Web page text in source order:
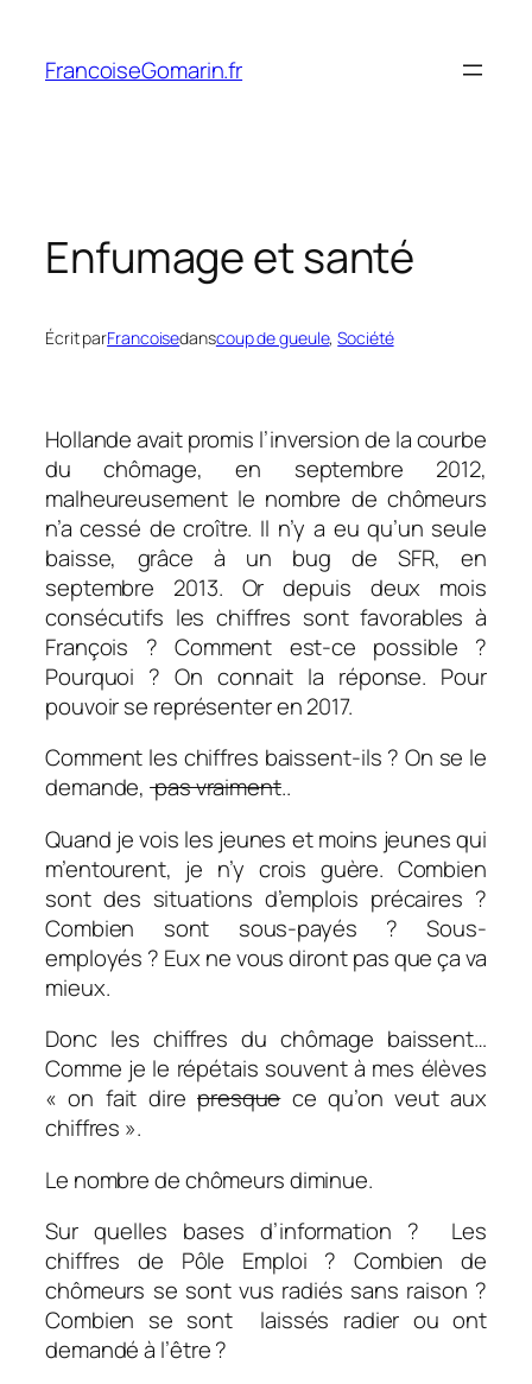
contenu
FrancoiseGomarin.fr
Enfumage et santé
Écrit parFrancoisedanscoup de gueule, Société
Hollande avait promis l’inversion de la courbe
du chômage, en septembre 2012,
malheureusement le nombre de chômeurs
n’a cessé de croître. Il n’y a eu qu’un seule
baisse, grâce à un bug de SFR, en
septembre 2013. Or depuis deux mois
consécutifs les chiffres sont favorables à
François ? Comment est-ce possible ?
Pourquoi ? On connait la réponse. Pour
pouvoir se représenter en 2017.
Comment les chiffres baissent-ils ? On se le
demande,pas vraiment..
Quand je vois les jeunes et moins jeunes qui
m’entourent, je n’y crois guère. Combien
sont des situations d’emplois précaires ?
Combien sont sous-payés ? Sous-
employés ? Eux ne vous diront pas que ça va
mieux.
Donc les chiffres du chômage baissent…
Comme je le répétais souvent à mes élèves
« on fait dire presquece qu’on veut aux
chiffres ».
Le nombre de chômeurs diminue.
Sur quelles bases d’information ? Les
chiffres de Pôle Emploi ? Combien de
chômeurs se sont vus radiés sans raison ?
Combien se sont laissés radier ou ont
demandé à l’être ?